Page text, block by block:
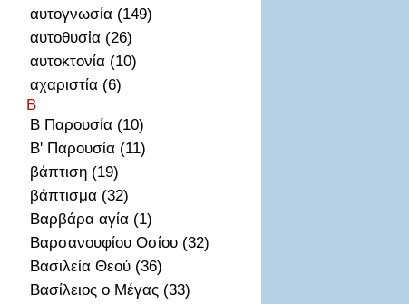
αυτογνωσία (149)
αυτοθυσἰα (26)
αυτοκτονία (10)
αχαριστία (6)
Β
Β Παρουσία (10)
Β' Παρουσία (11)
βάπτιση (19)
βάπτισμα (32)
Βαρβάρα αγία (1)
Βαρσανουφίου Οσίου (32)
Βασιλεία Θεού (36)
Βασίλειος ο Μέγας (33)